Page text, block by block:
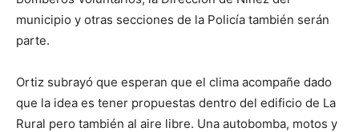
municipio y otras secciones de la Policía también serán
parte.
Ortiz subrayó que esperan que el clima acompañe dado
que la idea es tener propuestas dentro del edificio de La
Rural pero también al aire libre. Una autobomba, motos y